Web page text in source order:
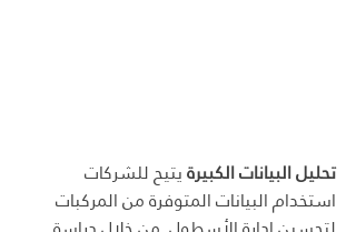
تحليل البيانات الكبيرة يتيح للشركات
استخدام البيانات المتوفرة من المركبات